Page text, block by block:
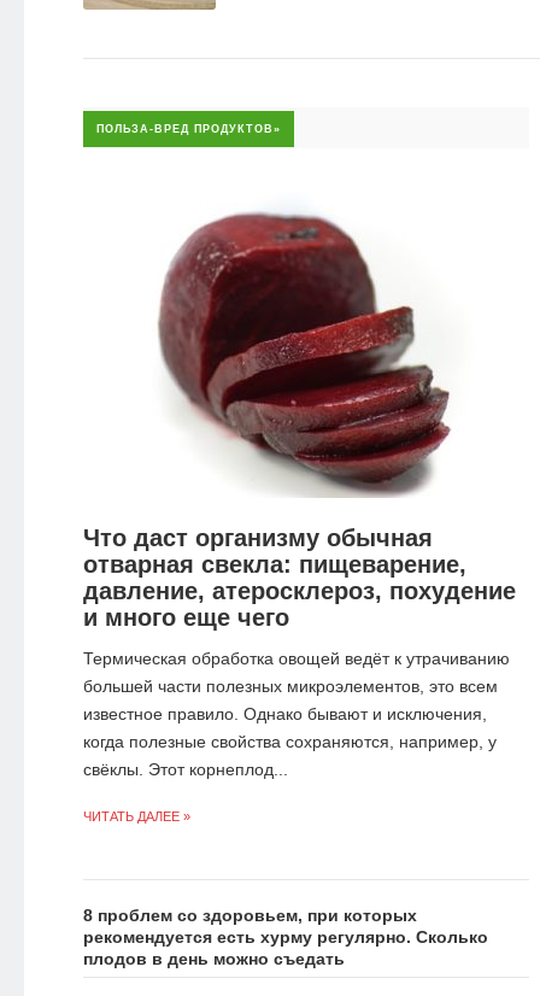
ПОЛЬЗА-ВРЕД ПРОДУКТОВ»
Что даст организму обычная
отварная свекла: пищеварение,
давление, атеросклероз, похудение
и много еще чего
Термическая обработка овощей ведёт к утрачиванию
большей части полезных микроэлементов, это всем
известное правило. Однако бывают и исключения,
когда полезные свойства сохраняются, например, у
свёклы. Этот корнеплод...
ЧИТАТЬ ДАЛЕЕ »
8 проблем со здоровьем, при которых
рекомендуется есть хурму регулярно. Сколько
плодов в день можно съедать